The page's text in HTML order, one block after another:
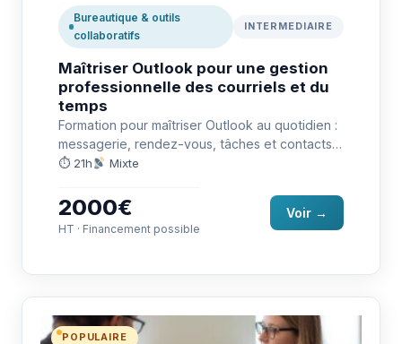
Bureautique & outils
collaboratifs
INTERMEDIAIRE
Maîtriser Outlook pour une gestion
professionnelle des courriels et du
temps
Formation pour maîtriser Outlook au quotidien :
messagerie, rendez-vous, tâches et contacts,
avec une approche pratique en préparation…
⏱ 21h Mixte
2000€
HT · Financement possible
Voir →
POPULAIRE